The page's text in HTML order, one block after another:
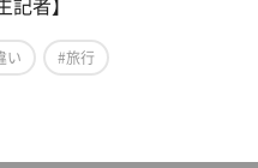
記者】
い #旅行